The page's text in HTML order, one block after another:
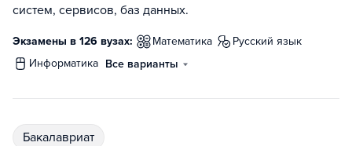
систем, сервисов, баз данных.
Экзамены в 126 вузах: математика
русский язык
информатика Все варианты
бакалавриат